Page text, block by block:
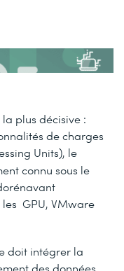
plus décisive :
de charges
Units), le
connu sous le
les GPU, VMware
doit intégrer la
des données